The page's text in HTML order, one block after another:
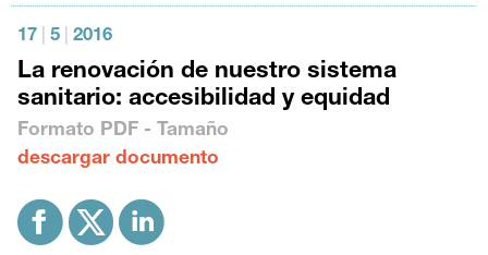
17 5 2016
La renovación de nuestro sistema
sanitario: accesibilidad y equidad
Formato PDF - Tamaño
descargar documento